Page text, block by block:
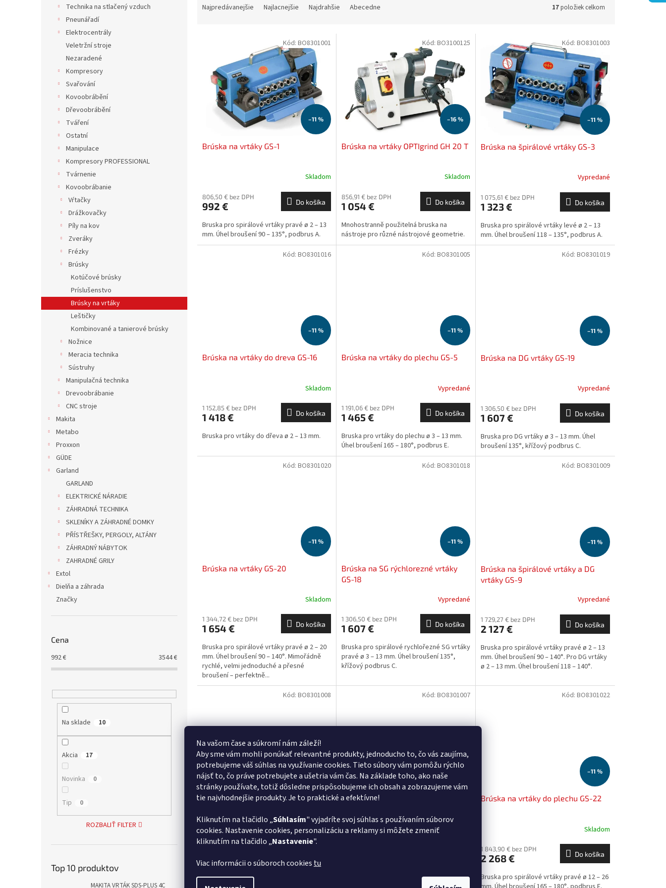
Na vašom čase a súkromí nám záleží!
Aby sme vám mohli ponúkať relevantné produkty, jednoducho to, čo vás zaujíma,
potrebujeme váš súhlas na využívanie cookies. Tieto súbory vám pomôžu rýchlo
nájsť to, čo práve potrebujete a ušetria vám čas. Na základe toho, ako naše
stránky používate, totiž dôsledne prispôsobujeme ich obsah a zobrazujeme vám
tie najvhodnejšie produkty. Je to praktické a efektívne!
Kliknutím na tlačidlo „Súhlasím" vyjadríte svoj súhlas s používaním súborov
cookies. Nastavenie cookies, personalizáciu a reklamy si môžete zmeniť
kliknutím na tlačidlo „Nastavenie".
Viac informácii o súboroch cookies tu
Technika na stlačený vzduch
Pneunářadí
Elektrocentrály
Veletržní stroje
Nezaradené
Kompresory
Svařování
Kovoobrábění
Dřevoobrábění
Tváření
Ostatní
Manipulace
Kompresory PROFESSIONAL
Tvárnenie
Kovoobrábanie
Vŕtačky
Drážkovačky
Píly na kov
Zveráky
Frézky
Brúsky
Kotúčové brúsky
Príslušenstvo
Brúsky na vrtáky
Leštičky
Kombinované a tanierové brúsky
Nožnice
Meracia technika
Sústruhy
Manipulačná technika
Drevoobrábanie
CNC stroje
Makita
Metabo
Proxxon
GÜDE
Garland
GARLAND
ELEKTRICKÉ NÁRADIE
ZÁHRADNÁ TECHNIKA
SKLENÍKY A ZÁHRADNÉ DOMKY
PŘÍSTŘEŠKY, PERGOLY, ALTÁNY
ZÁHRADNÝ NÁBYTOK
ZAHRADNÉ GRILY
Extol
Dielňa a záhrada
Značky
Cena
992€ 3544€
Na sklade 10
Akcia 17
Novinka 0
Tip 0
ROZBALIŤ FILTER
Top 10 produktov
MAKITA VRTÁK SDS-PLUS 4C
Najpredávanejšie Najlacnejšie Najdrahšie Abecedne 17položiek celkom
–11 %
Brúska na vrtáky GS-1
Skladom
806,50 € bez DPH
992 € Do košíka
Bruska pro spirálové vrtáky pravé ø 2 – 13
mm. Úhel broušení 90 – 135°, podbrus A.
Kód: BO8301001
–16 %
Brúska na vrtáky OPTIgrind GH 20 T
Skladom
856,91 € bez DPH
1 054 € Do košíka
Mnohostranně použitelná bruska na
nástroje pro různé nástrojové geometrie.
Kód: BO3100125
–11 %
Brúska na špirálové vrtáky GS-3
Vypredané
1 075,61 € bez DPH
1 323 € Do košíka
Bruska pro spirálové vrtáky levé ø 2 – 13
mm. Úhel broušení 118 – 135°, podbrus A.
Kód: BO8301003
–11 %
Brúska na vrtáky do dreva GS-16
Skladom
1 152,85 € bez DPH
1 418 € Do košíka
Bruska pro vrtáky do dřeva ø 2 – 13 mm.
Kód: BO8301016
–11 %
Brúska na vrtáky do plechu GS-5
Vypredané
1 191,06 € bez DPH
1 465 € Do košíka
Bruska pro vrtáky do plechu ø 3 – 13 mm.
Úhel broušení 165 – 180°, podbrus E.
Kód: BO8301005
–11 %
Brúska na DG vrtáky GS-19
Vypredané
1 306,50 € bez DPH
1 607 € Do košíka
Bruska pro DG vrtáky ø 3 – 13 mm. Úhel
broušení 135°, křížový podbrus C.
Kód: BO8301019
–11 %
Brúska na vrtáky GS-20
Skladom
1 344,72 € bez DPH
1 654 € Do košíka
Bruska pro spirálové vrtáky pravé ø 2 – 20
mm. Úhel broušení 90 – 140°. Mimořádně
rychlé, velmi jednoduché a přesné
broušení – perfektně...
Kód: BO8301020
–11 %
Brúska na SG rýchlorezné vrtáky
GS-18
Vypredané
1 306,50 € bez DPH
1 607 € Do košíka
Bruska pro spirálové rychlořezné SG vrtáky
pravé ø 3 – 13 mm. Úhel broušení 135°,
křížový podbrus C.
Kód: BO8301018
–11 %
Brúska na špirálové vrtáky a DG
vrtáky GS-9
Vypredané
1 729,27 € bez DPH
2 127 € Do košíka
Bruska pro spirálové vrtáky pravé ø 2 – 13
mm. Úhel broušení 90 – 140°. Pro DG vrtáky
ø 2 – 13 mm. Úhel broušení 118 – 140°.
Kód: BO8301009
Brúska na špirálové vrtáky pravé aj
Vypredané
2 127 €
Bruska pro spirálové vrtáky pravé ø 2 – 13
Kód: BO8301008
–11 %
Brúska na špirálové vrtáky a vrtáky
Bruska pro spirálové vrtáky ø 2 – 13 mm.
Kód: BO8301007
–11 %
Brúska na vrtáky do plechu GS-22
Skladom
1 843,90 € bez DPH
2 268 € Do košíka
Bruska pro spirálové vrtáky pravé ø 12 – 26
Kód: BO8301022